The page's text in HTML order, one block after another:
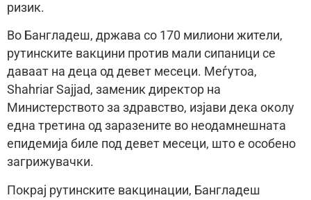
ризик.
Во Бангладеш, држава со 170 милиони жители,
рутинските вакцини против мали сипаници се
даваат на деца од девет месеци. Меѓутоа,
Shahriar Sajjad, заменик директор на
Министерството за здравство, изјави дека околу
една третина од заразените во неодамнешната
епидемија биле под девет месеци, што е особено
загрижувачки.
Покрај рутинските вакцинации, Бангладеш